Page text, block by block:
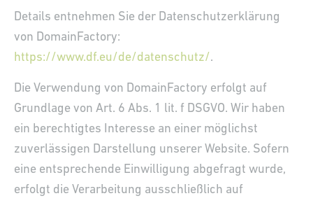
Details entnehmen Sie der Datenschutzerklärung
von DomainFactory:
https://www.df.eu/de/datenschutz/.
Die Verwendung von DomainFactory erfolgt auf
Grundlage von Art. 6 Abs. 1 lit. f DSGVO. Wir haben
ein berechtigtes Interesse an einer möglichst
zuverlässigen Darstellung unserer Website. Sofern
eine entsprechende Einwilligung abgefragt wurde,
erfolgt die Verarbeitung ausschließlich auf